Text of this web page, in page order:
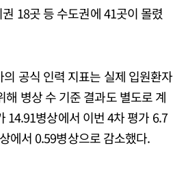
18곳 등 수도권에 41곳이 몰렸
공식 인력 지표는 실제 입원환자
병상 수 기준 결과도 별도로 계
14.91병상에서 이번 4차 평가 6.7
에서 0.59병상으로 감소했다.